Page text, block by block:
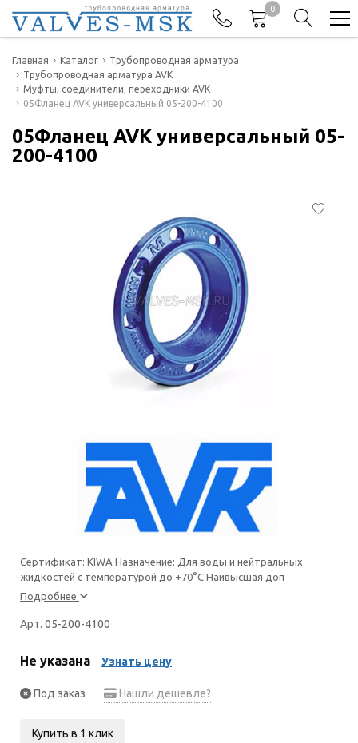
0
Телефоны
+7(977) 474-62-50
Отдел продаж
Главная Каталог
Трубопроводная арматура
Трубопроводная арматура AVK
Муфты, соединители, переходники AVK
05Фланец AVK универсальный 05-200-4100
05Фланец AVK универсальный 05-
200-4100
Сертификат: KIWA Назначение: Для воды и нейтральных
жидкостей с температурой до +70°С Наивысшая доп
Подробнее
Арт. 05-200-4100
Не указана Узнать цену
Под заказ Нашли дешевле?
Купить в 1 клик